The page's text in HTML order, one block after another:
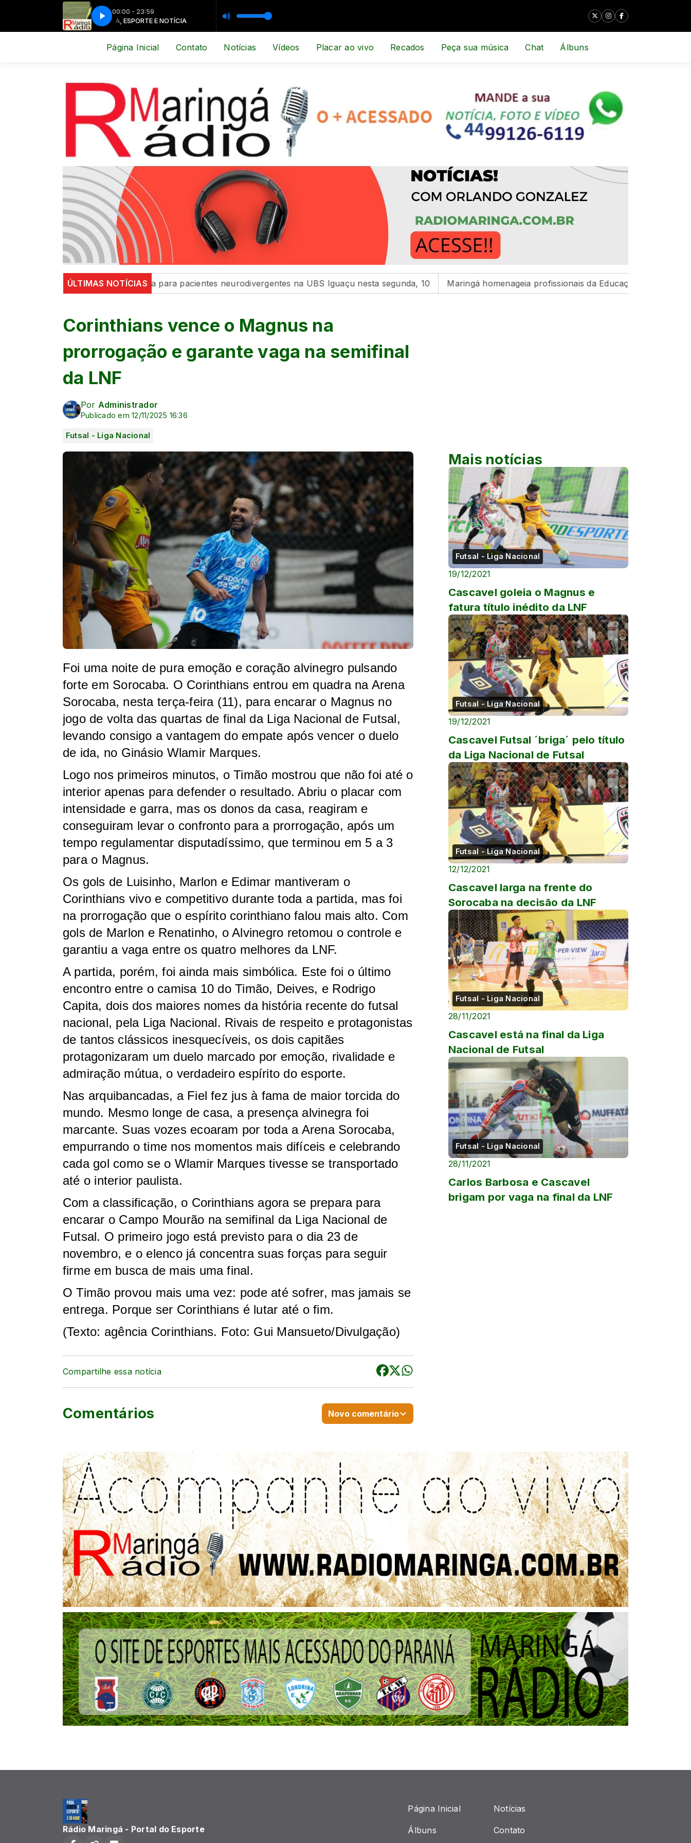
00:00 - 23:59
MÚSICA, ESPORTE E NOTÍCIA MÚSICA, ESPORTE E NOTÍCIA
Página Inicial Contato Notícias Vídeos Placar ao vivo Recados Peça sua música Chat Álbuns
ÚLTIMAS NOTÍCIAS
Maringá inaugura sala para pacientes neurodivergentes na UBS Iguaçu nesta segunda, 10 Maringá homenageia profissionais da Educação pelo resultado histórico
Corinthians vence o Magnus na
prorrogação e garante vaga na semifinal
da LNF
Por Administrador
Publicado em 12/11/2025 16:36
Futsal - Liga Nacional
Foi uma noite de pura emoção e coração alvinegro pulsando
forte em Sorocaba. O Corinthians entrou em quadra na Arena
Sorocaba, nesta terça-feira (11), para encarar o Magnus no
jogo de volta das quartas de final da Liga Nacional de Futsal,
levando consigo a vantagem do empate após vencer o duelo
de ida, no Ginásio Wlamir Marques.
Logo nos primeiros minutos, o Timão mostrou que não foi até o
interior apenas para defender o resultado. Abriu o placar com
intensidade e garra, mas os donos da casa, reagiram e
conseguiram levar o confronto para a prorrogação, após um
tempo regulamentar disputadíssimo, que terminou em 5 a 3
para o Magnus.
Os gols de Luisinho, Marlon e Edimar mantiveram o
Corinthians vivo e competitivo durante toda a partida, mas foi
na prorrogação que o espírito corinthiano falou mais alto. Com
gols de Marlon e Renatinho, o Alvinegro retomou o controle e
garantiu a vaga entre os quatro melhores da LNF.
A partida, porém, foi ainda mais simbólica. Este foi o último
encontro entre o camisa 10 do Timão, Deives, e Rodrigo
Capita, dois dos maiores nomes da história recente do futsal
nacional, pela Liga Nacional. Rivais de respeito e protagonistas
de tantos clássicos inesquecíveis, os dois capitães
protagonizaram um duelo marcado por emoção, rivalidade e
admiração mútua, o verdadeiro espírito do esporte.
Nas arquibancadas, a Fiel fez jus à fama de maior torcida do
mundo. Mesmo longe de casa, a presença alvinegra foi
marcante. Suas vozes ecoaram por toda a Arena Sorocaba,
empurrando o time nos momentos mais difíceis e celebrando
cada gol como se o Wlamir Marques tivesse se transportado
até o interior paulista.
Com a classificação, o Corinthians agora se prepara para
encarar o Campo Mourão na semifinal da Liga Nacional de
Futsal. O primeiro jogo está previsto para o dia 23 de
novembro, e o elenco já concentra suas forças para seguir
firme em busca de mais uma final.
O Timão provou mais uma vez: pode até sofrer, mas jamais se
entrega. Porque ser Corinthians é lutar até o fim.
(Texto: agência Corinthians. Foto: Gui Mansueto/Divulgação)
Compartilhe essa notícia
Comentários Novo comentário
Mais notícias
Futsal - Liga Nacional
19/12/2021
Cascavel goleia o Magnus e
fatura título inédito da LNF
Futsal - Liga Nacional
19/12/2021
Cascavel Futsal ´briga´ pelo título
da Liga Nacional de Futsal
Futsal - Liga Nacional
12/12/2021
Cascavel larga na frente do
Sorocaba na decisão da LNF
Futsal - Liga Nacional
28/11/2021
Cascavel está na final da Liga
Nacional de Futsal
Futsal - Liga Nacional
28/11/2021
Carlos Barbosa e Cascavel
brigam por vaga na final da LNF
Rádio Maringá - Portal do Esporte
Página Inicial
Álbuns
Notícias
Contato